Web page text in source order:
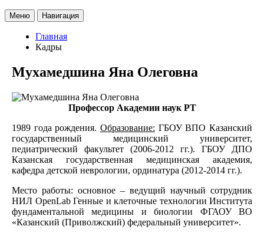
Меню Навигация
Главная
Кадры
Мухамедшина Яна Олеговна
Профессор Академии наук РТ
1989 года рождения. Образование: ГБОУ ВПО Казанский
государственный медицинский университет,
педиатрический факультет (2006-2012 гг.). ГБОУ ДПО
Казанская государственная медицинская академия,
кафедра детской неврологии, ординатура (2012-2014 гг.).
Место работы: основное – ведущий научный сотрудник
НИЛ OpenLab Генные и клеточные технологии Института
фундаментальной медицины и биологии ФГАОУ ВО
«Казанский (Приволжский) федеральный университет».